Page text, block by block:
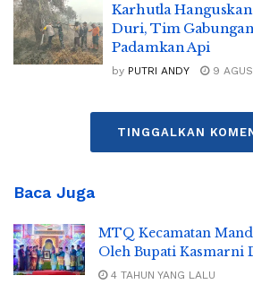
Karhutla
Duri, Tim
Padamkan Api
by PUTRI ANDY 9
TINGGALKAN
Baca Juga
MTQ Kecamatan
Oleh Bupati Kasmarni
4 TAHUN YANG LALU